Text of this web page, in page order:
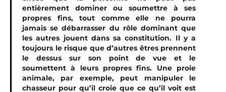
entièrement dominer ou soumettre à ses
propres fins, tout comme elle ne pourra
jamais se débarrasser du rôle dominant que
les autres jouent dans sa constitution. Il y a
toujours le risque que d’autres êtres prennent
le dessus sur son point de vue et le
soumettent à leurs propres fins. Une proie
animale, par exemple, peut manipuler le
chasseur pour qu’il croie que ce qu’il voit est